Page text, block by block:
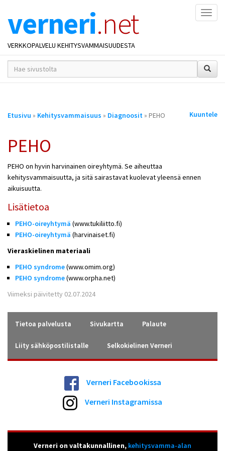
verneri.net
VERKKOPALVELU KEHITYSVAMMAISUUDESTA
hakusana(t)
*
Olet
Etusivu » Kehitysvammaisuus » Diagnoosit» PEHO Kuuntele
PEHO
PEHO on hyvin harvinainen oireyhtymä. Se aiheuttaa
kehitysvammaisuutta, ja sitä sairastavat kuolevat yleensä ennen
aikuisuutta.
Lisätietoa
PEHO-oireyhtymä (www.tukiliitto.fi)
PEHO-oireyhtymä (harvinaiset.fi)
Vieraskielinen materiaali
PEHO syndrome(www.omim.org)
PEHO syndrome(www.orpha.net)
Viimeksi päivitetty 02.07.2024
Tietoa palvelusta Sivukartta Palaute
Liity sähköpostilistalle Selkokielinen Verneri
Verneri Facebookissa
Verneri Instagramissa
Verneri on valtakunnallinen, kehitysvamma-alan